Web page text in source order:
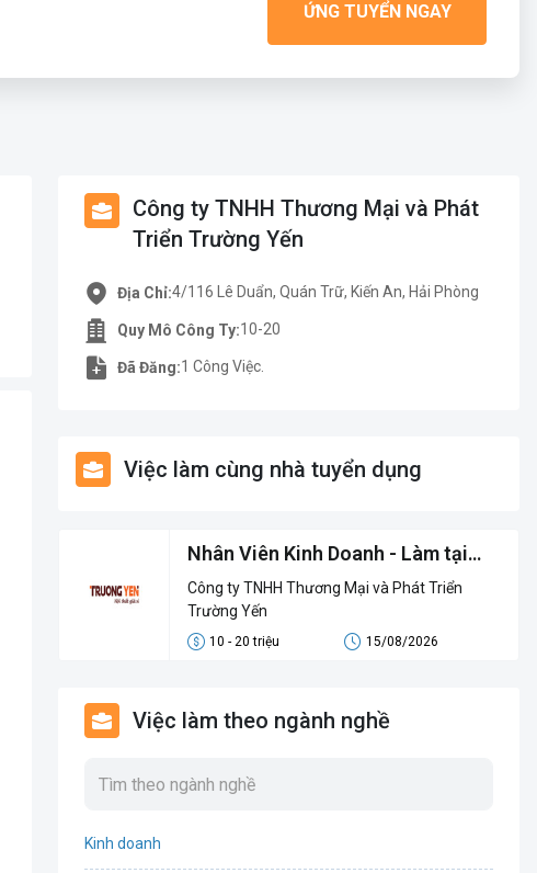
ỨNG TUYỂN NGAY
Công ty TNHH Thương Mại và Phát
Triển Trường Yến
Địa Chỉ:4/116 Lê Duẩn, Quán Trữ, Kiến An, Hải Phòng
Quy Mô Công Ty:10-20
Đã Đăng:1 Công Việc.
Việc làm cùng nhà tuyển dụng
Nhân Viên Kinh Doanh - Làm tại
văn phòng
Công ty TNHH Thương Mại và Phát Triển
Trường Yến
10 - 20 triệu 15/08/2026
Việc làm theo ngành nghề
Kinh doanh